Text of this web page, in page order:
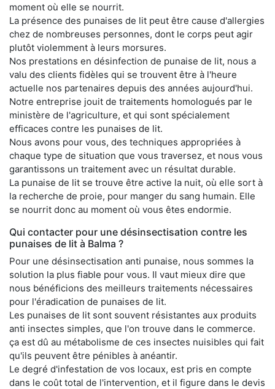
moment où elle se nourrit.
La présence des punaises de lit peut être cause d'allergies
chez de nombreuses personnes, dont le corps peut agir
plutôt violemment à leurs morsures.
Nos prestations en désinfection de punaise de lit, nous a
valu des clients fidèles qui se trouvent être à l'heure
actuelle nos partenaires depuis des années aujourd'hui.
Notre entreprise jouit de traitements homologués par le
ministère de l'agriculture, et qui sont spécialement
efficaces contre les punaises de lit.
Nous avons pour vous, des techniques appropriées à
chaque type de situation que vous traversez, et nous vous
garantissons un traitement avec un résultat durable.
La punaise de lit se trouve être active la nuit, où elle sort à
la recherche de proie, pour manger du sang humain. Elle
se nourrit donc au moment où vous êtes endormie.
Qui contacter pour une désinsectisation contre les
punaises de lit à Balma ?
Pour une désinsectisation anti punaise, nous sommes la
solution la plus fiable pour vous. Il vaut mieux dire que
nous bénéficions des meilleurs traitements nécessaires
pour l'éradication de punaises de lit.
Les punaises de lit sont souvent résistantes aux produits
anti insectes simples, que l'on trouve dans le commerce.
ça est dû au métabolisme de ces insectes nuisibles qui fait
qu'ils peuvent être pénibles à anéantir.
Le degré d'infestation de vos locaux, est pris en compte
dans le coût total de l'intervention, et il figure dans le devis